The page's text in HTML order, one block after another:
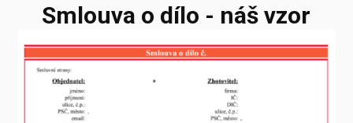
Smlouva o dílo - náš vzor